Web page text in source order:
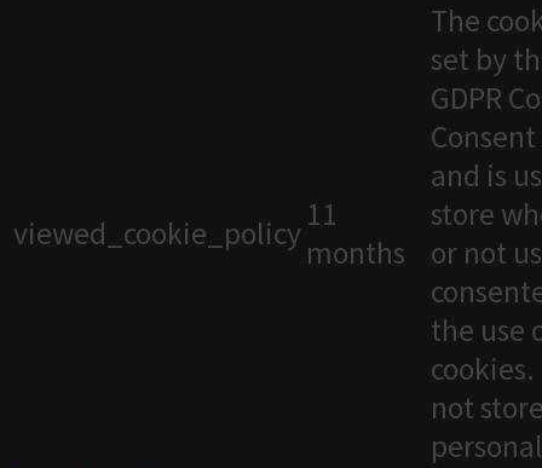
viewed_cookie_policy 11
months
The
set by
GDPR
and is
store
or not
the use
not